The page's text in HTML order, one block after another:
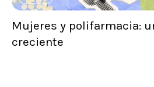
Mujeres y polifarmacia:
creciente